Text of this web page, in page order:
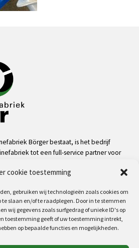
cookie toestemming
gebruiken wij technologieën zoals cookies om
slaan en/of te raadplegen. Door in te stemmen
wij gegevens zoals surfgedrag of unieke ID's op
toestemming geeft of uw toestemming intrekt,
op bepaalde functies en mogelijkheden.
Börger bestaat, is het bedrijf
tot een full-service partner voor
het gebied van service, machinale